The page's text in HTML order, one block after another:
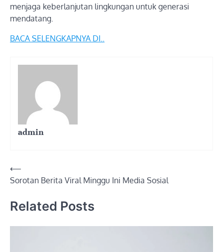
menjaga keberlanjutan lingkungan untuk generasi
mendatang.
BACA SELENGKAPNYA DI..
admin
Post
navigation
⟵
Sorotan Berita Viral Minggu Ini Media Sosial
Related Posts